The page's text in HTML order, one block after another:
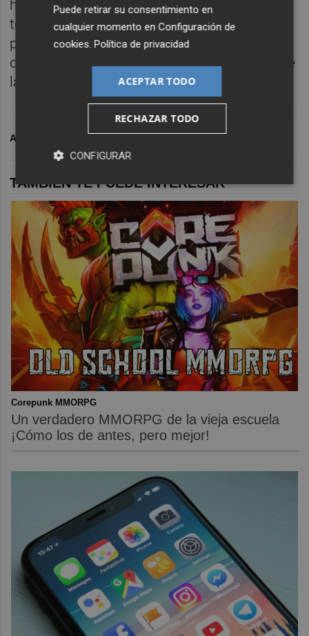
haciendo importantes inversiones en
tecnologías híbridas propias de Mazda,
productos de plataforma grande y motores
de combustión interna adaptados a la era de
la electrificación.
ARCHIVADO EN
TAMBIÉN TE PUEDE INTERESAR
Corepunk MMORPG
Un verdadero MMORPG de la vieja escuela
¡Cómo los de antes, pero mejor!
Puede retirar su consentimiento en
cualquier momento enConfiguración de
cookies .Política de privacidad
ACEPTAR TODO
RECHAZAR TODO
CONFIGURAR